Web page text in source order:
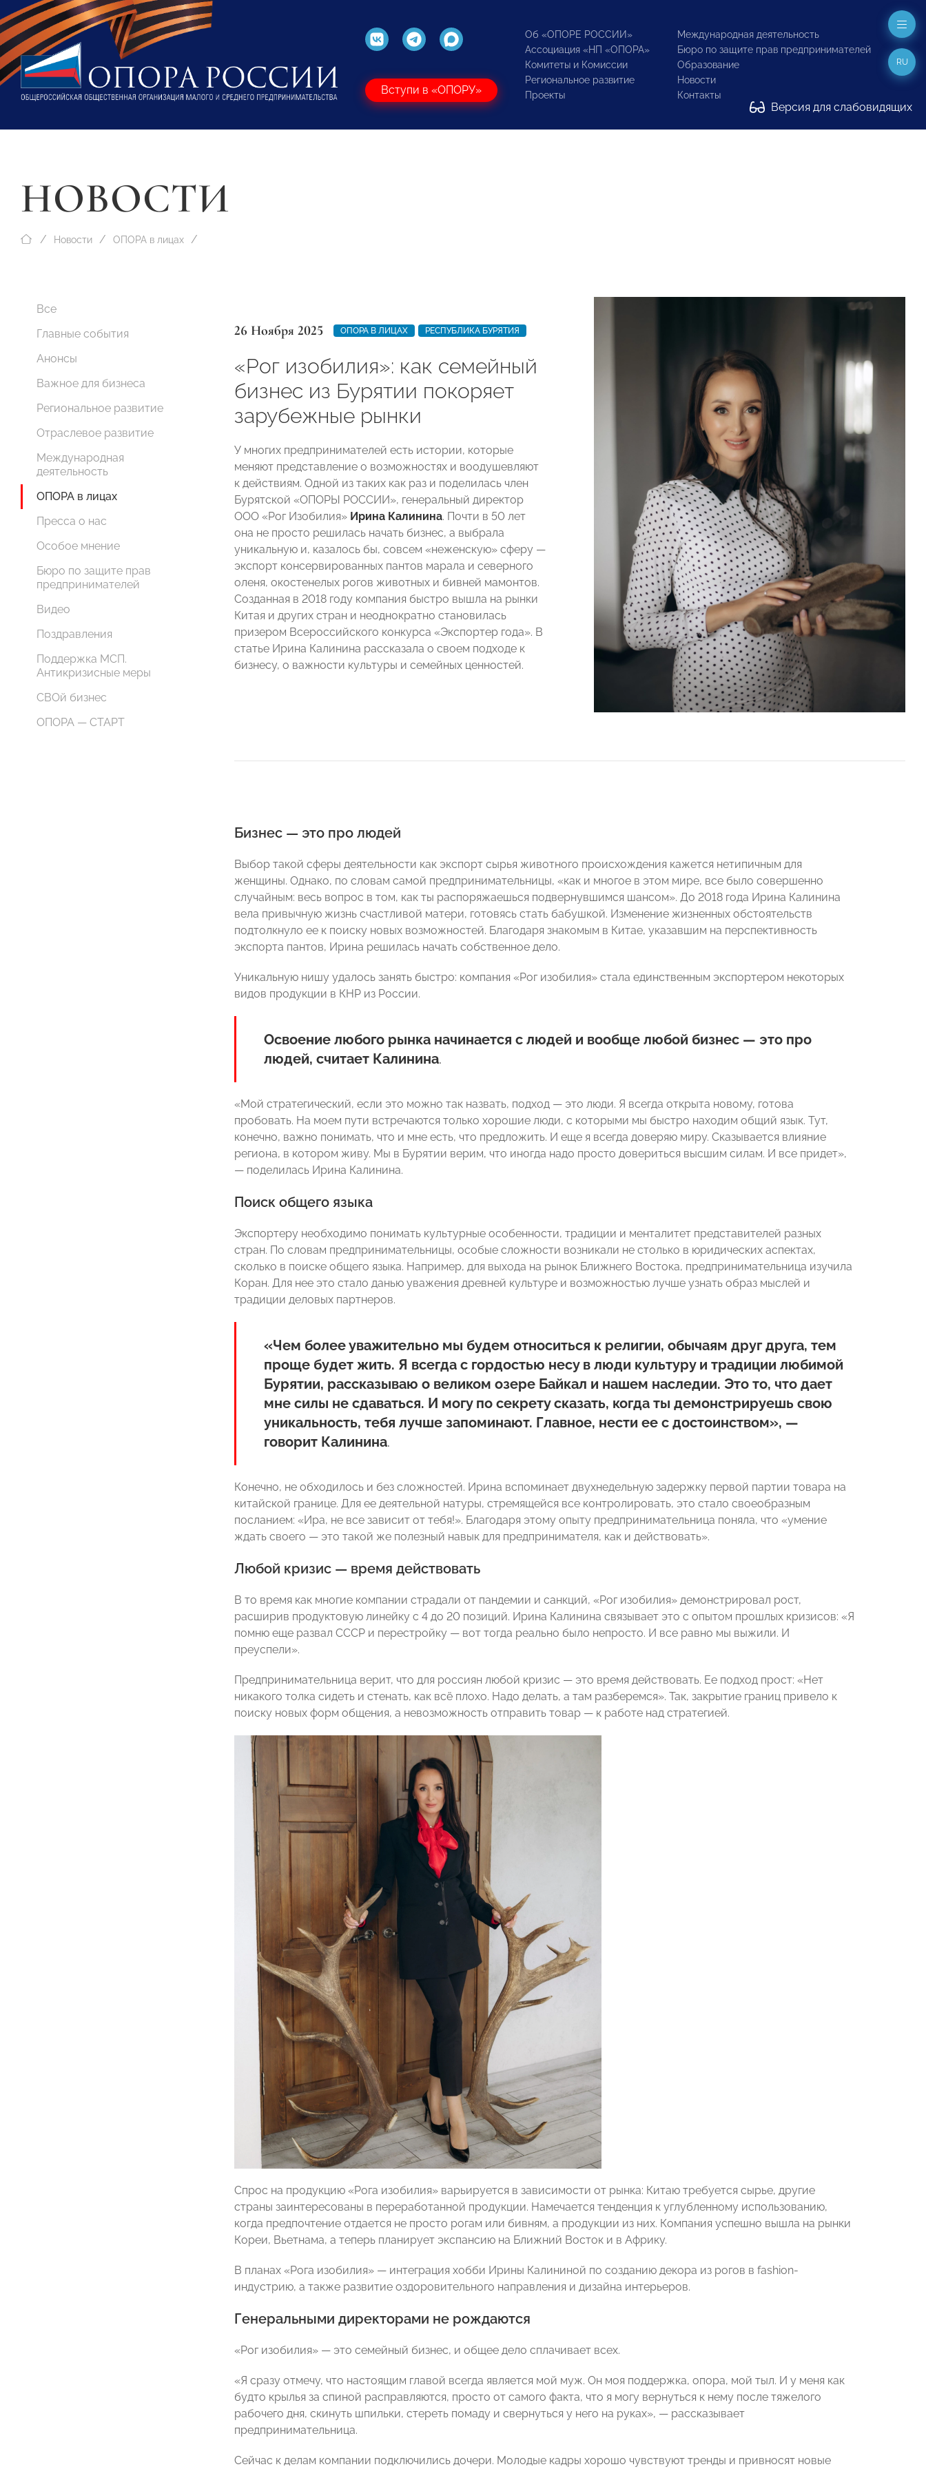
Вступи в «ОПОРУ»
Об «ОПОРЕ РОССИИ»
Ассоциация «НП «ОПОРА»
Комитеты и Комиссии
Региональное развитие
Проекты
Международная деятельность
Бюро по защите прав предпринимателей
Образование
Новости
Контакты
Версия для слабовидящих
RU
НОВОСТИ
Новости ОПОРА в лицах
Все
Главные события
Анонсы
Важное для бизнеса
Региональное развитие
Отраслевое развитие
Международная
деятельность
ОПОРА в лицах
Пресса о нас
Особое мнение
Бюро по защите прав
предпринимателей
Видео
Поздравления
Поддержка МСП.
Антикризисные меры
СВОй бизнес
ОПОРА — СТАРТ
26 Ноября 2025 ОПОРА В ЛИЦАХ РЕСПУБЛИКА БУРЯТИЯ
«Рог изобилия»: как семейный
бизнес из Бурятии покоряет
зарубежные рынки
У многих предпринимателей есть истории, которые
меняют представление о возможностях и воодушевляют
к действиям. Одной из таких как раз и поделилась член
Бурятской «ОПОРЫ РОССИИ», генеральный директор
ООО «Рог Изобилия» Ирина Калинина. Почти в 50 лет
она не просто решилась начать бизнес, а выбрала
уникальную и, казалось бы, совсем «неженскую» сферу —
экспорт консервированных пантов марала и северного
оленя, окостенелых рогов животных и бивней мамонтов.
Созданная в 2018 году компания быстро вышла на рынки
Китая и других стран и неоднократно становилась
призером Всероссийского конкурса «Экспортер года». В
статье Ирина Калинина рассказала о своем подходе к
бизнесу, о важности культуры и семейных ценностей.
Бизнес — это про людей
Выбор такой сферы деятельности как экспорт сырья животного происхождения кажется нетипичным для
женщины. Однако, по словам самой предпринимательницы, «как и многое в этом мире, все было совершенно
случайным: весь вопрос в том, как ты распоряжаешься подвернувшимся шансом». До 2018 года Ирина Калинина
вела привычную жизнь счастливой матери, готовясь стать бабушкой. Изменение жизненных обстоятельств
подтолкнуло ее к поиску новых возможностей. Благодаря знакомым в Китае, указавшим на перспективность
экспорта пантов, Ирина решилась начать собственное дело.
Уникальную нишу удалось занять быстро: компания «Рог изобилия» стала единственным экспортером некоторых
видов продукции в КНР из России.
Освоение любого рынка начинается с людей и вообще любой бизнес — это про
людей, считает Калинина.
«Мой стратегический, если это можно так назвать, подход — это люди. Я всегда открыта новому, готова
пробовать. На моем пути встречаются только хорошие люди, с которыми мы быстро находим общий язык. Тут,
конечно, важно понимать, что и мне есть, что предложить. И еще я всегда доверяю миру. Сказывается влияние
региона, в котором живу. Мы в Бурятии верим, что иногда надо просто довериться высшим силам. И все придет»,
— поделилась Ирина Калинина.
Поиск общего языка
Экспортеру необходимо понимать культурные особенности, традиции и менталитет представителей разных
стран. По словам предпринимательницы, особые сложности возникали не столько в юридических аспектах,
сколько в поиске общего языка. Например, для выхода на рынок Ближнего Востока, предпринимательница изучила
Коран. Для нее это стало данью уважения древней культуре и возможностью лучше узнать образ мыслей и
традиции деловых партнеров.
«Чем более уважительно мы будем относиться к религии, обычаям друг друга, тем
проще будет жить. Я всегда с гордостью несу в люди культуру и традиции любимой
Бурятии, рассказываю о великом озере Байкал и нашем наследии. Это то, что дает
мне силы не сдаваться. И могу по секрету сказать, когда ты демонстрируешь свою
уникальность, тебя лучше запоминают. Главное, нести ее с достоинством», —
говорит Калинина.
Конечно, не обходилось и без сложностей. Ирина вспоминает двухнедельную задержку первой партии товара на
китайской границе. Для ее деятельной натуры, стремящейся все контролировать, это стало своеобразным
посланием: «Ира, не все зависит от тебя!». Благодаря этому опыту предпринимательница поняла, что «умение
ждать своего — это такой же полезный навык для предпринимателя, как и действовать».
Любой кризис — время действовать
В то время как многие компании страдали от пандемии и санкций, «Рог изобилия» демонстрировал рост,
расширив продуктовую линейку с 4 до 20 позиций. Ирина Калинина связывает это с опытом прошлых кризисов: «Я
помню еще развал СССР и перестройку — вот тогда реально было непросто. И все равно мы выжили. И
преуспели».
Предпринимательница верит, что для россиян любой кризис — это время действовать. Ее подход прост: «Нет
никакого толка сидеть и стенать, как всё плохо. Надо делать, а там разберемся». Так, закрытие границ привело к
поиску новых форм общения, а невозможность отправить товар — к работе над стратегией.
Спрос на продукцию «Рога изобилия» варьируется в зависимости от рынка: Китаю требуется сырье, другие
страны заинтересованы в переработанной продукции. Намечается тенденция к углубленному использованию,
когда предпочтение отдается не просто рогам или бивням, а продукции из них. Компания успешно вышла на рынки
Кореи, Вьетнама, а теперь планирует экспансию на Ближний Восток и в Африку.
В планах «Рога изобилия» — интеграция хобби Ирины Калининой по созданию декора из рогов в fashion-
индустрию, а также развитие оздоровительного направления и дизайна интерьеров.
Генеральными директорами не рождаются
«Рог изобилия» — это семейный бизнес, и общее дело сплачивает всех.
«Я сразу отмечу, что настоящим главой всегда является мой муж. Он моя поддержка, опора, мой тыл. И у меня как
будто крылья за спиной расправляются, просто от самого факта, что я могу вернуться к нему после тяжелого
рабочего дня, скинуть шпильки, стереть помаду и свернуться у него на руках», — рассказывает
предпринимательница.
Сейчас к делам компании подключились дочери. Молодые кадры хорошо чувствуют тренды и привносят новые